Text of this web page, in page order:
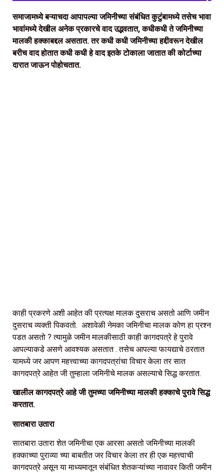
समाजामध्ये बऱ्याचदा आपापल्या जमिनीच्या संबंधित कुटुंबामध्ये तसेच भावा
भावांमध्ये देखील अनेक प्रकारचे वाद उद्भवतात, कधीकधी ते जमिनीच्या
मालकी हक्काबद्दल असतात. तर कधी कधी जमिनीच्या हद्दीवरून देखील
बरीच वाद होतात कधी कधी हे वाद इतके टोकाला जातात की कोर्टाच्या
दारात जाऊन पोहोचतात.
काही प्रकरणे अशी आहेत की प्रत्यक्ष मालक दुसराच असतो आणि जमीन
दुसराच व्यक्ती पिकवतो. अशावेळी नेमका जमिनीचा मालक कोण हा प्रश्न
पडत असतो ? त्यामुळे जमीन मालकीसाठी काही कागदपत्रे हे पुरावे
आपल्याकडे असणे आवश्यक असतात . तसेच आपल्या फायद्याचे ठरतात
यामध्ये जर आपण महत्त्वाच्या कागदपत्रांचा विचार केला तर सात
कागदपत्रे आहेत जी तुम्हाला जमिनीचे मालक असल्याचे सिद्ध करतात.
खालील कागदपत्रे आहे जी तुमच्या जमिनीच्या मालकी हक्काचे पुरावे सिद्ध
करतात.
सातबारा उतारा
सातबारा उतारा शेत जमिनीचा एक आरसा असतो जमिनीच्या मालकी
हक्काच्या पुराव्या च्या बाबतीत जर विचार केला तर ही एक महत्त्वाची
कागदपत्रे असून या माध्यमातून संबंधित शेतकऱ्यांच्या नावावर किती जमीन